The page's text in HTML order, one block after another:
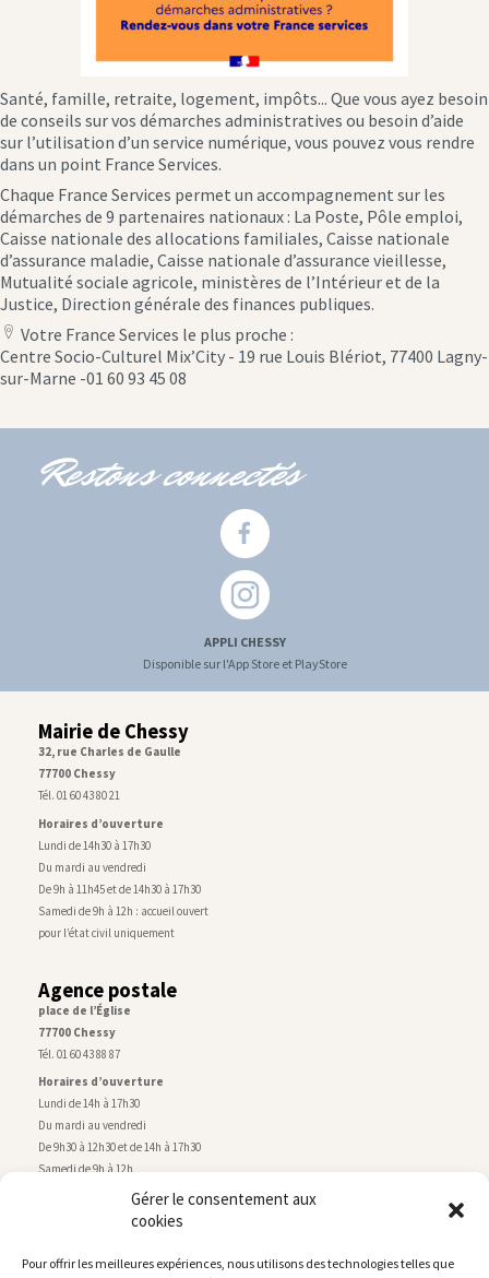
Gérer le consentement aux
cookies
Pour offrir les meilleures expériences, nous utilisons des technologies telles que
Santé, famille, retraite, logement, impôts... Que vous ayez besoin
de conseils sur vos démarches administratives ou besoin d’aide
sur l’utilisation d’un service numérique, vous pouvez vous rendre
dans un point France Services.
Chaque France Services permet un accompagnement sur les
démarches de 9 partenaires nationaux : La Poste, Pôle emploi,
Caisse nationale des allocations familiales, Caisse nationale
d’assurance maladie, Caisse nationale d’assurance vieillesse,
Mutualité sociale agricole, ministères de l’Intérieur et de la
Justice, Direction générale des finances publiques.
location
icon
Votre France Services le plus proche :
Centre Socio-Culturel Mix’City - 19 rue Louis Blériot, 77400 Lagny-
sur-Marne -01 60 93 45 08
Restons connectés
APPLI CHESSY
Disponible sur l'App Store et PlayStore
Mairie de Chessy
32, rue Charles de Gaulle
77700 Chessy
Tél. 01 60 43 80 21
Horaires d’ouverture
Lundi de 14h30 à 17h30
Du mardi au vendredi
De 9h à 11h45 et de 14h30 à 17h30
Samedi de 9h à 12h : accueil ouvert
pour l’état civil uniquement
Agence postale
place de l’Église
77700 Chessy
Tél. 01 60 43 88 87
Horaires d’ouverture
Lundi de 14h à 17h30
Du mardi au vendredi
De 9h30 à 12h30 et de 14h à 17h30
Samedi de 9h à 12h
Service technique
rue de Montry–77700 Chessy